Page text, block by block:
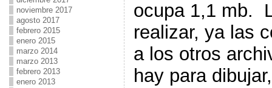
noviembre 2017
agosto 2017
febrero 2015
enero 2015
marzo 2014
marzo 2013
febrero 2013
enero 2013
ocupa 1,1 mb.
realizar, ya las
a los otros
hay para